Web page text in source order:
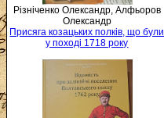
Різніченко Олександр, Алфьоров
Олександр
Присяга козацьких полків, що були
у поході 1718 року